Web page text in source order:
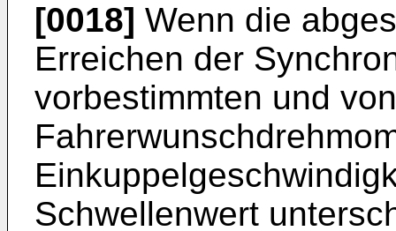
[0018] Wenn die
Erreichen der
vorbestimmten und
Schwellenwert